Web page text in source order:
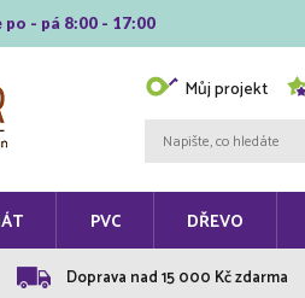
- pá 8:00 - 17:00
Můj projekt
PVC DŘEVO
Doprava nad 15 000 Kč zdarma